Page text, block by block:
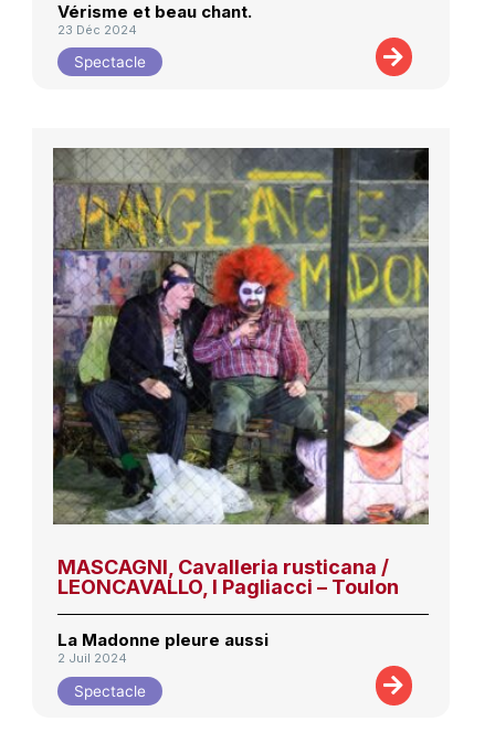
Vérisme et beau chant.
23 Déc 2024
Spectacle
MASCAGNI, Cavalleria rusticana /
LEONCAVALLO, I Pagliacci – Toulon
La Madonne pleure aussi
2 Juil 2024
Spectacle